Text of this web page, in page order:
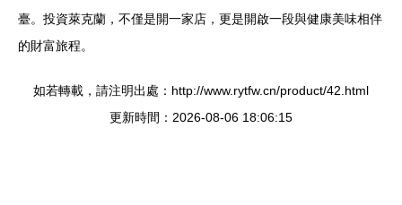
臺。投資萊克蘭，不僅是開一家店，更是開啟一段與健康美味相伴
的財富旅程。
如若轉載，請注明出處：http://www.rytfw.cn/product/42.html
更新時間：2026-08-06 18:06:15